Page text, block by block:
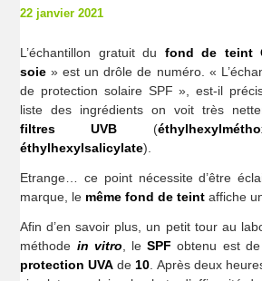
22 janvier 2021
L’échantillon gratuit du fond de teint
soie » est un drôle de numéro. «
de protection solaire SPF », est-il
liste des ingrédients on voit très
filtres UVB (
éthylhexylsalicylate).
Etrange… ce point nécessite d’être
marque, le même fond de teint affiche
Afin d’en savoir plus, un petit tour au
méthode in vitro , leSPF obtenu est de
protection UVA de 10 . Après deux